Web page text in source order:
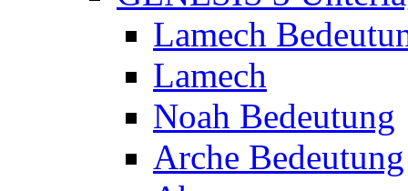
Lamech
Lamech
Noah Bedeutung
Arche Bedeutung